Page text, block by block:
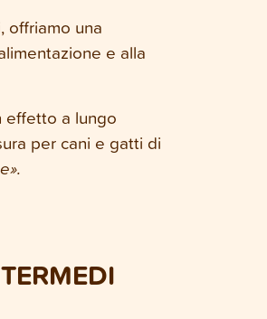
offriamo una
e alla
effetto a lungo
per cani e gatti di